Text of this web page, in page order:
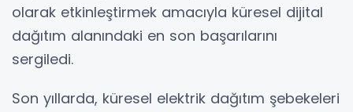
olarak etkinleştirmek amacıyla küresel dijital
dağıtım alanındaki en son başarılarını
sergiledi.
Son yıllarda, küresel elektrik dağıtım şebekeleri